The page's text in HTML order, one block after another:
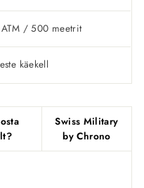
/ 500 meetrit
käekell
Swiss Military
by Chrono